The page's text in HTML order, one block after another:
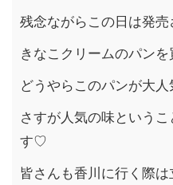
残念ながらこの日は発
きなこクリームのパン
どうやらこのパンが大
さすが人気の味という
す♡
皆さんも香川に行く際